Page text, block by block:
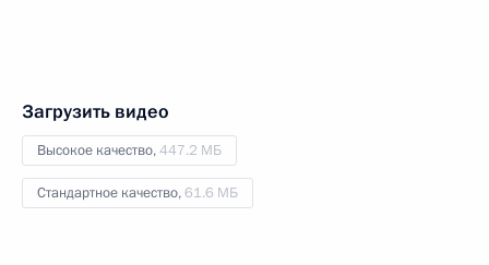
Загрузить видео
Высокое качество,447.2 МБ
Стандартное качество,61.6 МБ